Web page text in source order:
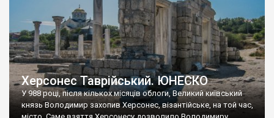
Херсонес Таврійський. ЮНЕСКО
У 988 році, після кількох місяців облоги, Великий київський
князь Володимир захопив Херсонес, візантійське, на той час,